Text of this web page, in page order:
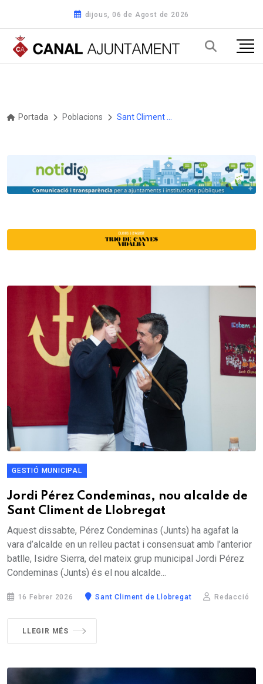
dijous, 06 de Agost de 2026
Portada Poblacions
GESTIÓ MUNICIPAL
Jordi Pérez Condeminas, nou alcalde de
Sant Climent de Llobregat
Aquest dissabte, Pérez Condeminas (Junts) ha agafat la
vara d’alcalde en un relleu pactat i consensuat amb l’anterior
batlle, Isidre Sierra, del mateix grup municipal Jordi Pérez
Condeminas (Junts) és el nou alcalde...
16 Febrer 2026 Sant Climent de Llobregat Redacció
LLEGIR MÉS